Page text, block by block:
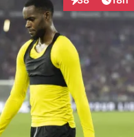
Interaktionen